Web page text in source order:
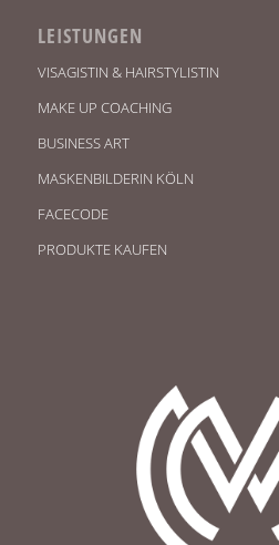
LEISTUNGEN
VISAGISTIN & HAIRSTYLISTIN
MAKE UP COACHING
BUSINESS ART
MASKENBILDERIN KÖLN
FACECODE
PRODUKTE KAUFEN